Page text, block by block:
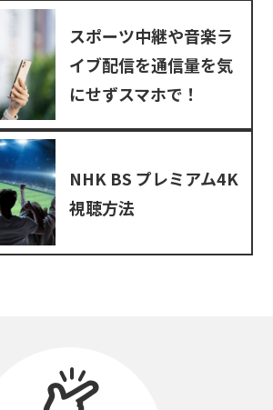
スポーツ中継や音楽ラ
イブ配信を通信量を気
にせずスマホで！
NHK BS プレミアム4K
視聴方法